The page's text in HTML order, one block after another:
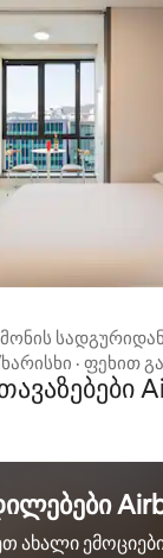
#11
· ფეხით
ახალი